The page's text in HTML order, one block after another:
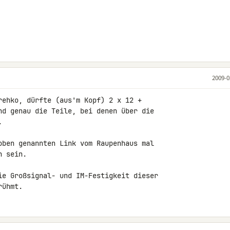
2009-
dürfte (aus'm Kopf) 2 x 12 +
genau die Teile, bei denen über die
genannten Link vom Raupenhaus mal
sein.
Großsignal- und IM-Festigkeit dieser